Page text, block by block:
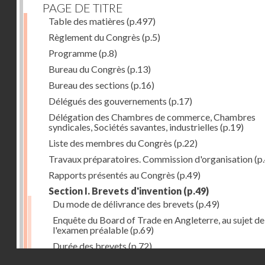
PAGE DE TITRE
Table des matières (p.497)
Règlement du Congrès (p.5)
Programme(p.8)
Bureau du Congrès (p.13)
Bureau des sections (p.16)
Délégués des gouvernements (p.17)
Délégation des Chambres de commerce, Chambres
syndicales, Sociétés savantes, industrielles (p.19)
Liste des membres du Congrès (p.22)
Travaux préparatoires. Commission d'organisation
Rapports présentés au Congrès (p.49)
Section I. Brevets d'invention (p.49)
Du mode de délivrance des brevets (p.49)
Enquête du Board of Trade en Angleterre, au sujet de
l'examen préalable(p.69)
Durée des brevets (p.72)